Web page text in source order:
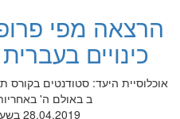
הרצאה מפי
כינויים
אוכלוסיית היעד: סטודנטים בקורס
ב באולם ה' באחריות
28.04.2019 בשעה 17:45-16:45